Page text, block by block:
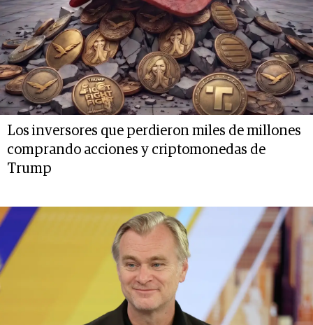
Los inversores que perdieron miles de millones
comprando acciones y criptomonedas de
Trump